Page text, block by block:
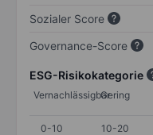
Sozialer Score
Governance-Score
ESG-Risikokategorie
VernachlässigbarGering
0-10
10-20